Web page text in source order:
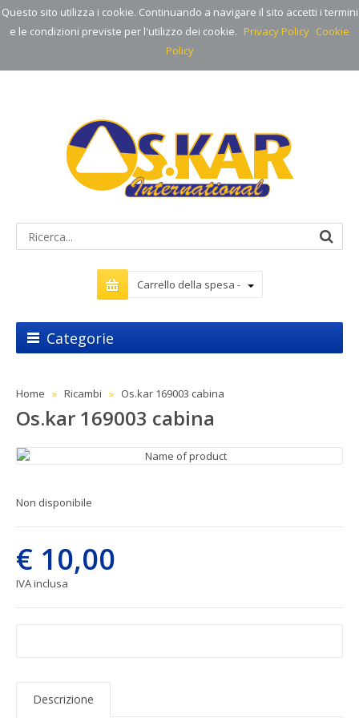
Questo sito utilizza i cookie. Continuando a navigare il sito accetti i termini
e le condizioni previste per l'utilizzo dei cookie. Privacy Policy Cookie
Policy
Carrello della spesa -
Categorie
Home Ricambi Os.kar 169003 cabina
Os.kar 169003 cabina
Non disponibile
€ 10,00
IVA inclusa
Descrizione